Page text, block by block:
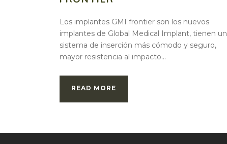
Los implantes GMI frontier son los nuevos
implantes de Global Medical Implant, tienen un
sistema de inserción más cómodo y seguro,
mayor resistencia al impacto...
READ MORE